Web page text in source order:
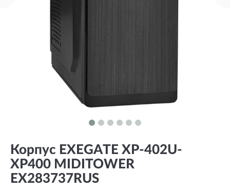
Корпус EXEGATE XP-402U-
XP400 MIDITOWER
EX283737RUS